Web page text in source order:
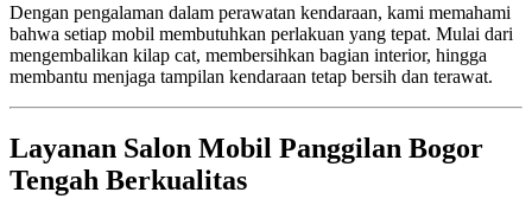
Dengan pengalaman dalam perawatan kendaraan, kami memahami
bahwa setiap mobil membutuhkan perlakuan yang tepat. Mulai dari
mengembalikan kilap cat, membersihkan bagian interior, hingga
membantu menjaga tampilan kendaraan tetap bersih dan terawat.
Layanan Salon Mobil Panggilan Bogor
Tengah Berkualitas